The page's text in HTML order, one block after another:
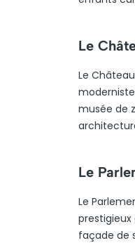
Le
Le
musée de
Le
Le
prestigieux
façade de